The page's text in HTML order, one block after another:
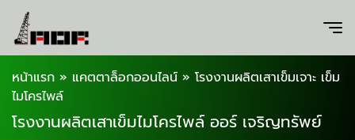
หน้าแรก » แคตตาล็อกออนไลน์ » โรงงานผลิตเสาเข็มเจาะ เข็ม
ไมโครไพล์
โรงงานผลิตเสาเข็มไมโครไพล์ ออร์ เจริญทรัพย์